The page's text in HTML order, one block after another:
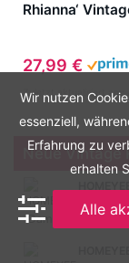
Rhianna‘
27,99 €
Zuletzt aktualisiert
Neue Vintage
Retro
Wir nutzen
essenziell,
Erfahrung zu
erhalten
Alle